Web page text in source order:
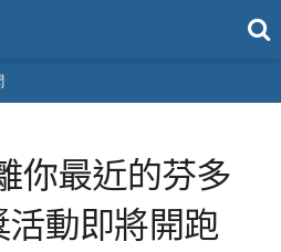
你最近的芬多
動即將開跑